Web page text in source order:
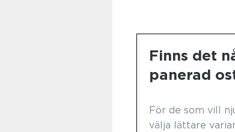
Finns det
panerad
För de som vill
välja lättare